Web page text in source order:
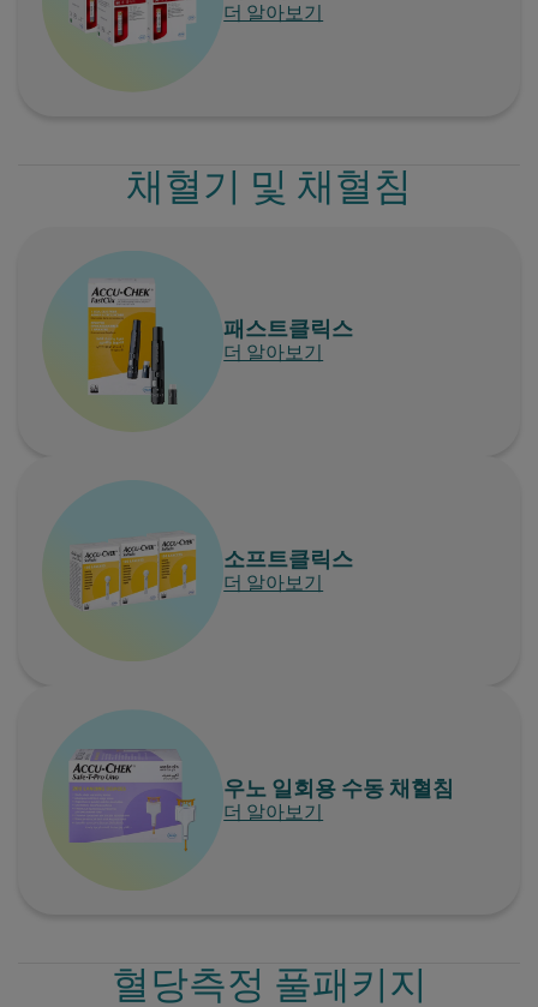
더 알아보기
채혈기 및 채혈침
패스트클릭스
더 알아보기
소프트클릭스
더 알아보기
우노 일회용 수동 채혈침
더 알아보기
혈당측정 풀패키지